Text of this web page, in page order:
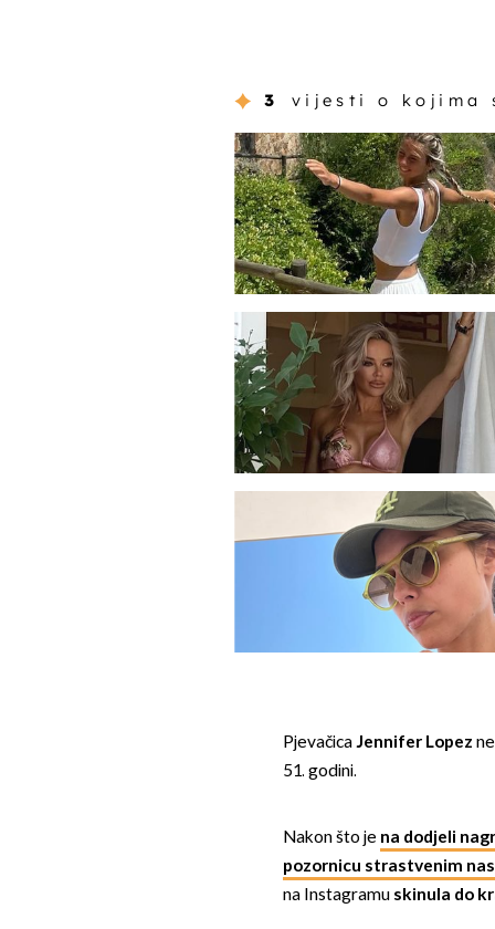
3 vijesti o kojima
PjevačicaJennifer Lopez
51. godini.
Nakon što je na dodjeli
pozornicu strastvenim
na Instagramu skinula do